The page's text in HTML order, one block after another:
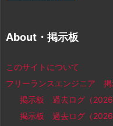
About・掲示板
このサイトについて
フリーランスエンジニア 掲
掲示板 過去ログ（
掲示板 過去ログ（